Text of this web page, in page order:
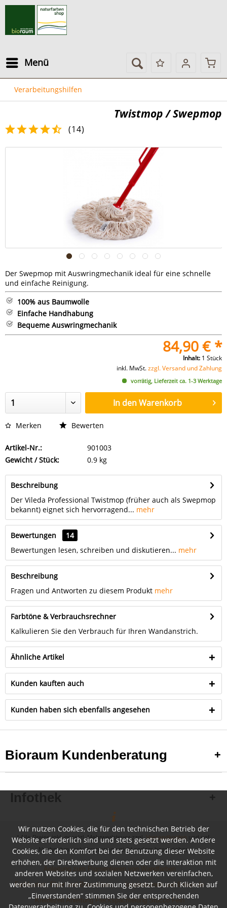
Menü
Verarbeitungshilfen
Twistmop / Swepmop
(14)
Der Swepmop mit Auswringmechanik ideal für eine schnelle
und einfache Reinigung.
100% aus Baumwolle
Einfache Handhabung
Bequeme Auswringmechanik
84,90 € *
Inhalt: 1 Stück
inkl. MwSt.zzgl. Versand und Zahlung
vorrätig, Lieferzeit ca. 1-3 Werktage
In denWarenkorb
Merken Bewerten
Artikel-Nr.:
901003
Gewicht / Stück:
0.9 kg
Beschreibung
Der Vileda Professional Twistmop (früher auch als Swepmop
bekannt) eignet sich hervorragend... mehr
Bewertungen
14
Bewertungen lesen, schreiben und diskutieren... mehr
Beschreibung
Fragen und Antworten zu diesem Produkt mehr
Farbtöne & Verbrauchsrechner
Kalkulieren Sie den Verbrauch für Ihren Wandanstrich.
Ähnliche Artikel
Kunden kauften auch
Kunden haben sich ebenfalls angesehen
Bioraum Kundenberatung
Infothek
* Alle Preise inkl. gesetzl. Mehrwertsteuer zzgl.Versandkosten
und ggf.
Nachnahmegebühren, wenn nicht anders beschrieben
Anleitung zum Pigmentieren von Wandfarben
Farbkarten, Flyer und Broschüren Inspirationen und Beispiele
Kreidezeit Anleitung Fleckspachtelung Stucco Fein
Wir nutzen Cookies, die für den technischen Betrieb der
Website erforderlich sind und stets gesetzt werden. Andere
Cookies, die den Komfort bei der Benutzung dieser Website
erhöhen, der Direktwerbung dienen oder die Interaktion mit
anderen Websites und sozialen Netzwerken vereinfachen,
werden nur mit Ihrer Zustimmung gesetzt. Durch Klicken auf
„Einverstanden“ stimmen Sie der entsprechenden